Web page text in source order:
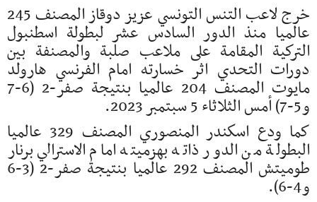
خرج لاعب التنس التونسي عزيز دوقاز المصنف 245
عالميا منذ الدور السادس عشر لبطولة اسطنبول
التركية المقامة على ملاعب صلبة والمصنفة بين
دورات التحدي اثر خسارته امام الفرنسي هارولد
مايوت المصنف 204 عالميا بنتيجة صفر-2 (6-7
و5-7) أمس الثلاثاء 5 سبتمبر 2023.
كما ودع اسكندر المنصوري المصنف 329 عالميا
البطولة من الدور ذاته بهزميته امام الاسترالي برنار
طوميتش المصنف 292 عالميا بنتيجة صفر-2 (3-6
و4-6).